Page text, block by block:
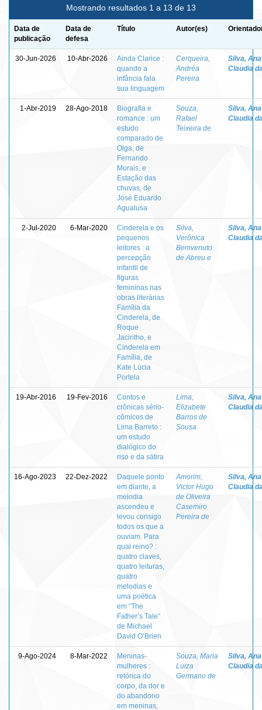
Mostrando resultados 1 a 13 de 13
Data de
publicação
Data de
defesa
Título Autor(es)
30-Jun-2026 10-Abr-2026
Ainda Clarice :
quando a
infância fala
sua linguagem
Cerqueira,
Andréa
Pereira
Silva, Ana
Claudia
1-Abr-2019 28-Ago-2018
Biografia e
romance : um
estudo
comparado de
Olga, de
Fernando
Morais, e
Estação das
chuvas, de
José Eduardo
Agualusa
Souza,
Rafael
Teixeira de
Silva, Ana
Claudia
2-Jul-2020 6-Mar-2020
Cinderela e os
pequenos
leitores : a
percepção
infantil de
figuras
femininas nas
obras literárias
Família da
Cinderela, de
Roque
Jacintho, e
Cinderela em
Família, de
Kate Lúcia
Portela
Silva,
Verônica
Bemvenuto
de Abreu e
Silva, Ana
Claudia
19-Abr-2016 19-Fev-2016
Contos e
crônicas sério-
cômicos de
Lima Barreto :
um estudo
dialógico do
riso e da sátira
Lima,
Elizabete
Barros de
Sousa
Silva, Ana
Claudia
16-Ago-2023 22-Dez-2022
Daquele ponto
em diante, a
melodia
ascendeu e
levou consigo
todos os que a
ouviam. Para
qual reino? :
quatro claves,
quatro leituras,
quatro
melodias e
uma poética
em “The
Father’s Tale”
de Michael
David O’Brien
Amorim,
Victor Hugo
de Oliveira
Casemiro
Pereira de
Silva, Ana
Claudia
9-Ago-2024 8-Mar-2022
Meninas-
mulheres :
retórica do
corpo, da dor e
do abandono
em meninas,
Souza, Maria
Luiza
Germano de
Silva, Ana
Claudia